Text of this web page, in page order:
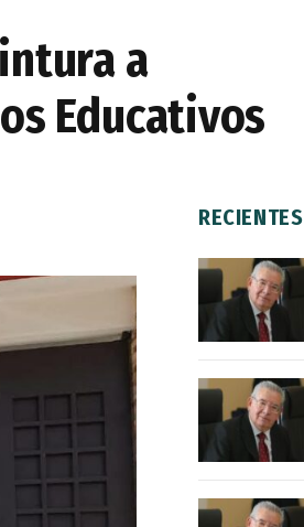
a
Educativos
RECIENTES